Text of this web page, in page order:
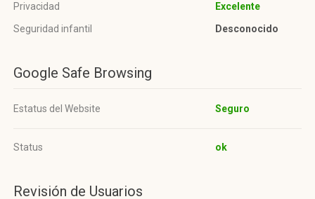
Privacidad
Excelente
Seguridad infantil
Desconocido
Google Safe Browsing
Estatus del Website Seguro
Status ok
Revisión de Usuarios